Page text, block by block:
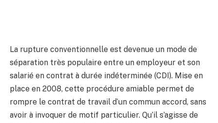
La rupture conventionnelle est devenue un mode de
séparation très populaire entre un employeur et son
salarié en contrat à durée indéterminée (CDI). Mise en
place en 2008, cette procédure amiable permet de
rompre le contrat de travail d’un commun accord, sans
avoir à invoquer de motif particulier. Qu’il s’agisse de